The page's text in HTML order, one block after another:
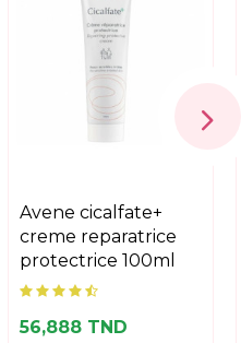
avene cicalfate+
creme reparatrice
protectrice 100ml
56,888 TND